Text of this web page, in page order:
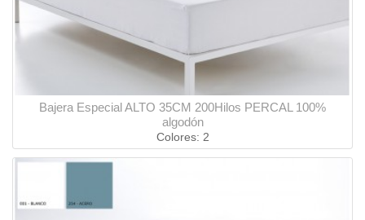
Bajera Especial ALTO 35CM 200Hilos PERCAL 100%
algodón
Colores: 2